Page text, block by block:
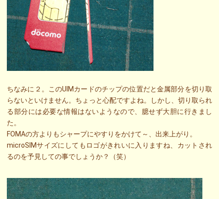
ちなみに２。このUIMカードのチップの位置だと金属部分を切り取
らないといけません。ちょっと心配ですよね。しかし、切り取られ
る部分には必要な情報はないようなので、臆せず大胆に行きまし
た。
FOMAの方よりもシャープにやすりをかけて～、出来上がり。
microSIMサイズにしてもロゴがきれいに入りますね、カットされ
るのを予見しての事でしょうか？（笑）